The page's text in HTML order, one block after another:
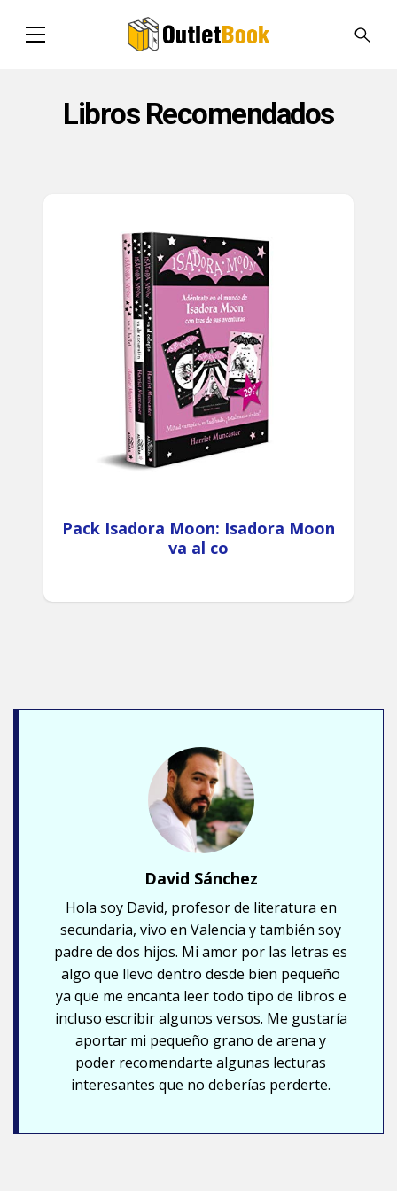
Libros Recomendados
Pack Isadora Moon: Isadora Moon
va al co
David Sánchez
Hola soy David, profesor de literatura en
secundaria, vivo en Valencia y también soy
padre de dos hijos. Mi amor por las letras es
algo que llevo dentro desde bien pequeño
ya que me encanta leer todo tipo de libros e
incluso escribir algunos versos. Me gustaría
aportar mi pequeño grano de arena y
poder recomendarte algunas lecturas
interesantes que no deberías perderte.